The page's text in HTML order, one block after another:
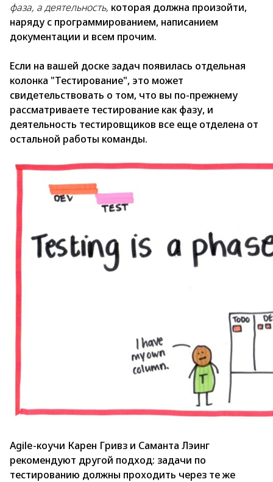
фаза, а деятельность, которая должна произойти,
наряду с программированием, написанием
документации и всем прочим.
Если на вашей доске задач появилась отдельная
колонка "Тестирование", это может
свидетельствовать о том, что вы по-прежнему
рассматриваете тестирование как фазу, и
деятельность тестировщиков все еще отделена от
остальной работы команды.
Agile-коучи Карен Гривз и Саманта Лэинг
рекомендуют другой подход: задачи по
тестированию должны проходить через те же